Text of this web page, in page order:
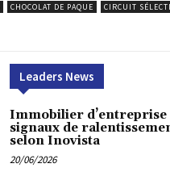
CHOCOLAT DE PAQUE CIRCUIT
Leaders News
Immobilier d’entreprise
signaux de
selon Inovista
20/06/2026